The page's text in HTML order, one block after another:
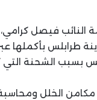
النائب فيصل
طرابلس بأكملها
بسبب الشحنة التي
الخلل